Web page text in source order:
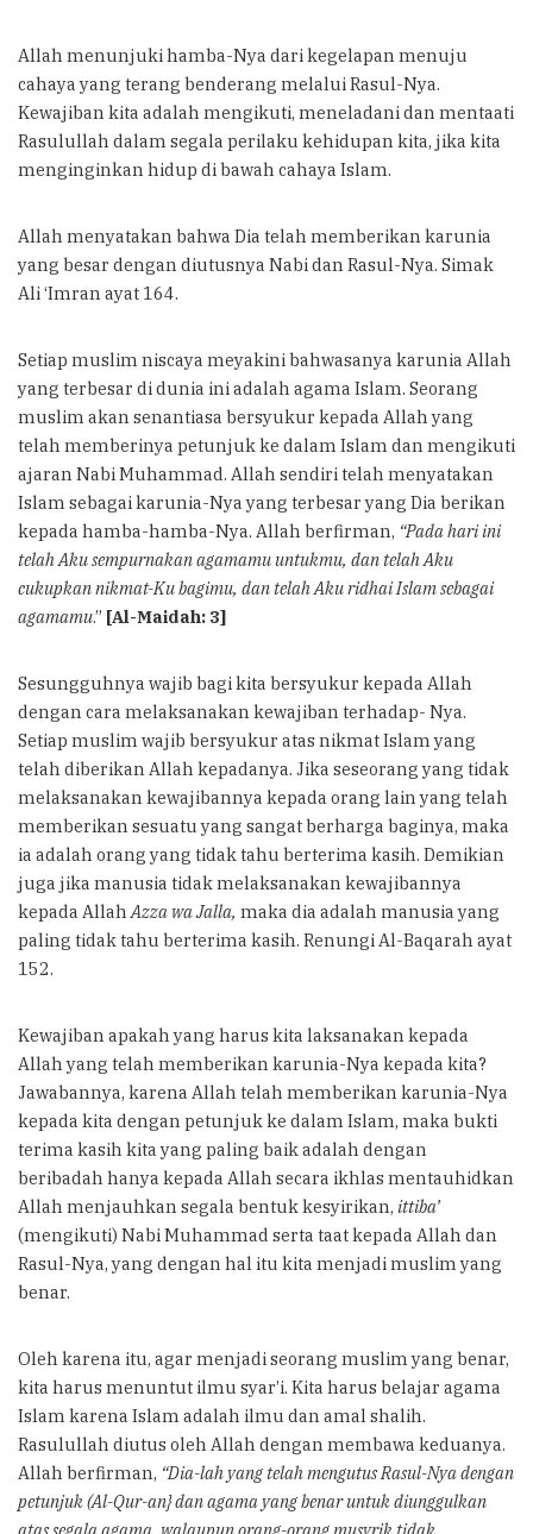
Allah menunjuki hamba-Nya dari kegelapan menuju
cahaya yang terang benderang melalui Rasul-Nya.
Kewajiban kita adalah mengikuti, meneladani dan mentaati
Rasulullah dalam segala perilaku kehidupan kita, jika kita
menginginkan hidup di bawah cahaya Islam.
Allah menyatakan bahwa Dia telah memberikan karunia
yang besar dengan diutusnya Nabi dan Rasul-Nya. Simak
Ali ‘Imran ayat 164.
Setiap muslim niscaya meyakini bahwasanya karunia Allah
yang terbesar di dunia ini adalah agama Islam. Seorang
muslim akan senantiasa bersyukur kepada Allah yang
telah memberinya petunjuk ke dalam Islam dan mengikuti
ajaran Nabi Muhammad. Allah sendiri telah menyatakan
Islam sebagai karunia-Nya yang terbesar yang Dia berikan
kepada hamba-hamba-Nya. Allah berfirman, “Pada hari ini
telah Aku sempurnakan agamamu untukmu, dan telah Aku
cukupkan nikmat-Ku bagimu, dan telah Aku ridhai Islam sebagai
agamamu.” [Al-Maidah: 3]
Sesungguhnya wajib bagi kita bersyukur kepada Allah
dengan cara melaksanakan kewajiban terhadap- Nya.
Setiap muslim wajib bersyukur atas nikmat Islam yang
telah diberikan Allah kepadanya. Jika seseorang yang tidak
melaksanakan kewajibannya kepada orang lain yang telah
memberikan sesuatu yang sangat berharga baginya, maka
ia adalah orang yang tidak tahu berterima kasih. Demikian
juga jika manusia tidak melaksanakan kewajibannya
kepada Allah Azza wa Jalla, maka dia adalah manusia yang
paling tidak tahu berterima kasih. Renungi Al-Baqarah ayat
152.
Kewajiban apakah yang harus kita laksanakan kepada
Allah yang telah memberikan karunia-Nya kepada kita?
Jawabannya, karena Allah telah memberikan karunia-Nya
kepada kita dengan petunjuk ke dalam Islam, maka bukti
terima kasih kita yang paling baik adalah dengan
beribadah hanya kepada Allah secara ikhlas mentauhidkan
Allah menjauhkan segala bentuk kesyirikan, ittiba’
(mengikuti) Nabi Muhammad serta taat kepada Allah dan
Rasul-Nya, yang dengan hal itu kita menjadi muslim yang
benar.
Oleh karena itu, agar menjadi seorang muslim yang benar,
kita harus menuntut ilmu syar’i. Kita harus belajar agama
Islam karena Islam adalah ilmu dan amal shalih.
Rasulullah diutus oleh Allah dengan membawa keduanya.
Allah berfirman, “Dia-lah yang telah mengutus Rasul-Nya dengan
petunjuk (Al-Qur-an} dan agama yang benar untuk diunggulkan
atas segala agama, walaupun orang-orang musyrik tidak